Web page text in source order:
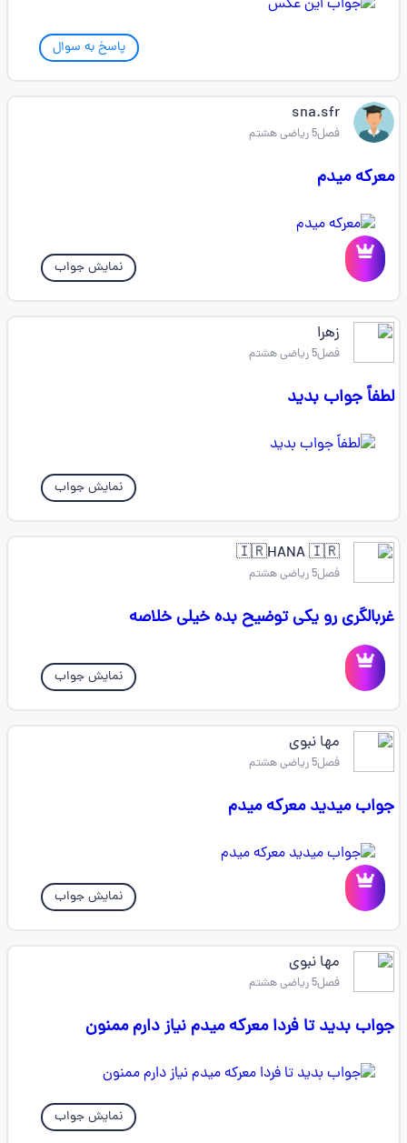
پاسخ به سوال
sna.sfr
فصل5 ریاضی هشتم
معرکه میدم
نمایش جواب
زهرا
فصل5 ریاضی هشتم
لطفاً جواب بدید
نمایش جواب
🇮🇷HANA 🇮🇷
فصل5 ریاضی هشتم
غربالگری رو یکی توضیح بده خیلی خلاصه
نمایش جواب
مها نبوی
فصل5 ریاضی هشتم
جواب میدید معرکه میدم
نمایش جواب
مها نبوی
فصل5 ریاضی هشتم
جواب بدید تا فردا معرکه میدم نیاز دارم ممنون
نمایش جواب